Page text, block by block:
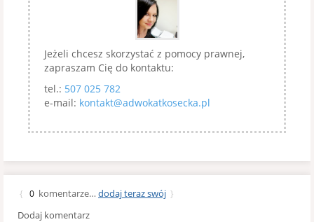
Jeżeli chcesz skorzystać z pomocy prawnej,
zapraszam Cię do kontaktu:
tel.: 507 025 782
e-mail: kontakt@adwokatkosecka.pl
{ 0 komentarze… dodaj teraz swój }
Dodaj komentarz